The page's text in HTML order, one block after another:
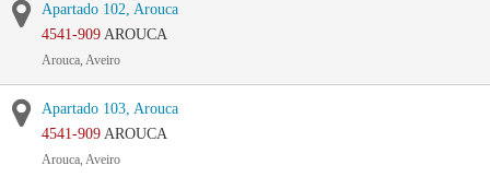
Apartado 102, Arouca
4541-909 AROUCA
Arouca, Aveiro
Apartado 103, Arouca
4541-909 AROUCA
Arouca, Aveiro